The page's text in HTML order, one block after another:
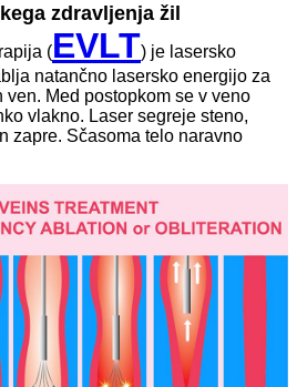
zdravljenja žil
(EVLT) je lasersko
natančno lasersko energijo za
Med postopkom se v veno
vlakno. Laser segreje steno,
zapre. Sčasoma telo naravno